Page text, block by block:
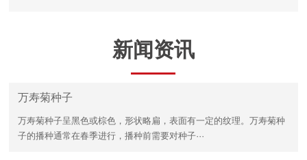
新闻资讯
万寿菊种子
万寿菊种子呈黑色或棕色，形状略扁，表面有一定的纹理。万寿菊种
子的播种通常在春季进行，播种前需要对种子···